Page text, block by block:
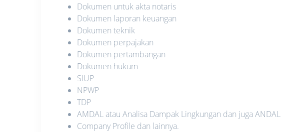
Dokumen untuk akta notaris
Dokumen laporan keuangan
Dokumen teknik
Dokumen perpajakan
Dokumen pertambangan
Dokumen hukum
SIUP
NPWP
TDP
AMDAL atau Analisa Dampak Lingkungan dan juga ANDAL
Company Profile dan lainnya.